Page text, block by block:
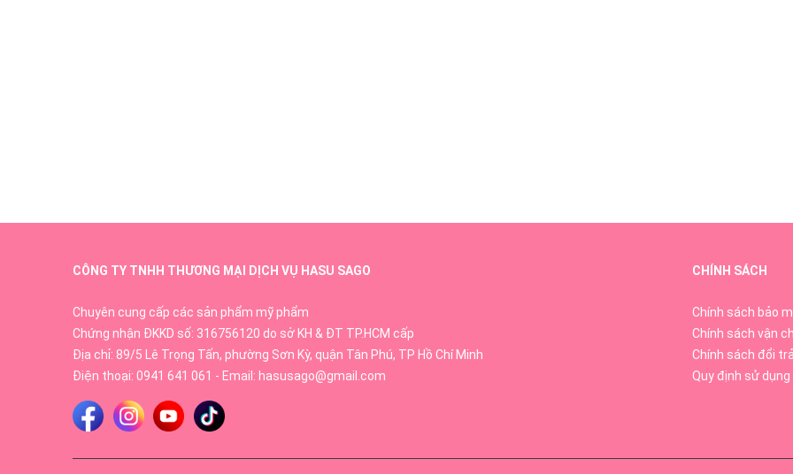
CÔNG TY TNHH THƯƠNG MẠI DỊCH VỤ HASU SAGO
Chuyên cung cấp các sản phẩm mỹ phẩm
Chứng nhận ĐKKD số: 316756120 do sở KH & ĐT TP.HCM cấp
Địa chỉ: 89/5 Lê Trọng Tấn, phường Sơn Kỳ, quận Tân Phú, TP Hồ Chí Minh
Điện thoại: 0941 641 061 - Email: hasusago@gmail.com
CHÍNH SÁCH
Chính sách bảo
Chính sách vận
Chính sách đổi
Quy định sử dụng